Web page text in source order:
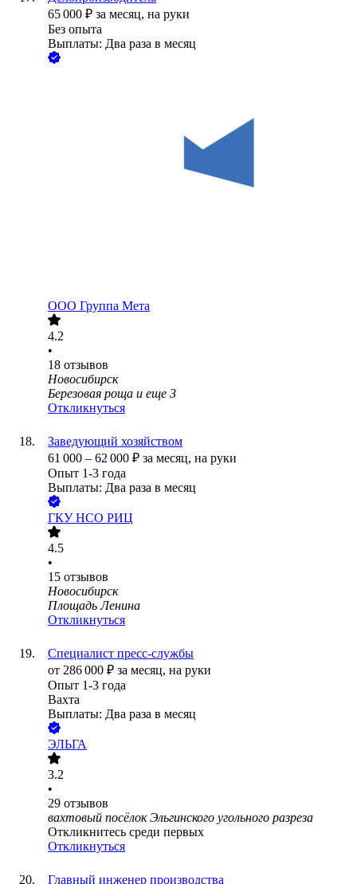
65 000 ₽ за месяц, на руки
Без опыта
Выплаты: Два раза в месяц
ООО Группа Мета
4.2
•
18 отзывов
Новосибирск
Березовая роща и еще 3
Откликнуться
Заведующий хозяйством
61 000 – 62 000 ₽ за месяц, на руки
Опыт 1-3 года
Выплаты: Два раза в месяц
ГКУ НСО РИЦ
4.5
•
15 отзывов
Новосибирск
Площадь Ленина
Откликнуться
Специалист пресс-службы
от 286 000 ₽ за месяц, на руки
Опыт 1-3 года
Вахта
Выплаты: Два раза в месяц
ЭЛЬГА
3.2
•
29 отзывов
вахтовый посёлок Эльгинского угольного разреза
Откликнитесь среди первых
Откликнуться
Главный инженер производства